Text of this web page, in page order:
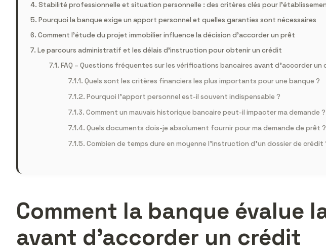
Stabilité professionnelle et situation personnelle : des critères clés pour
Pourquoi la banque exige un apport personnel et quelles garanties sont nécessaires
Comment l’étude du projet immobilier influence la décision d’accorder un prêt
Le parcours administratif et les délais d’instruction pour obtenir un crédit
FAQ – Questions fréquentes sur les vérifications bancaires avant d’accorder un
Quels sont les critères financiers les plus importants pour une banque ?
Pourquoi l’apport personnel est-il souvent indispensable ?
Comment un mauvais historique bancaire peut-il impacter ma demande ?
Quels documents dois-je absolument fournir pour ma demande de prêt ?
Combien de temps dure en moyenne l’instruction d’un dossier de crédit
Comment la banque évalue
avant d’accorder un crédit